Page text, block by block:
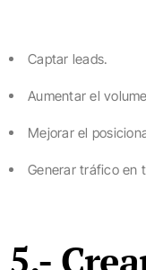
Captar leads.
Aumentar el
Mejorar el
Generar tráfico en
5.-